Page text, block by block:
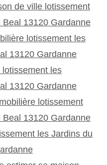
de ville lotissement
Beal 13120 Gardanne
lotissement les
13120 Gardanne
les
13120 Gardanne
lotissement
Beal 13120 Gardanne
les Jardins du